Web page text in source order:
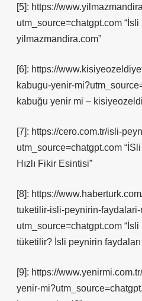
[5]: https://
utm_source=chatgpt.com
yilmazmandira.com”
[6]: https://
kabugu-yenir-
kabuğu yenir mi –
[7]: https://cero.com.tr/isli-
utm_source=chatgpt.com
Hızlı Fikir Esintisi”
[8]: https://
tuketilir-isli-peynirin-
utm_source=chatgpt.com “İsli
tüketilir? İsli peynirin
[9]: https://
yenir-